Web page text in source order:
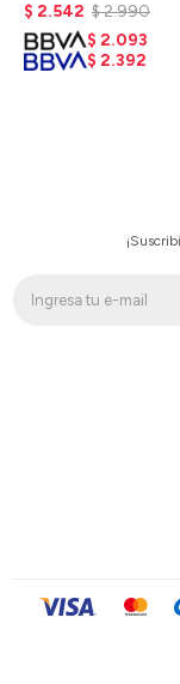
$ 2.542 $2.990
$ 2.093
$ 2.392